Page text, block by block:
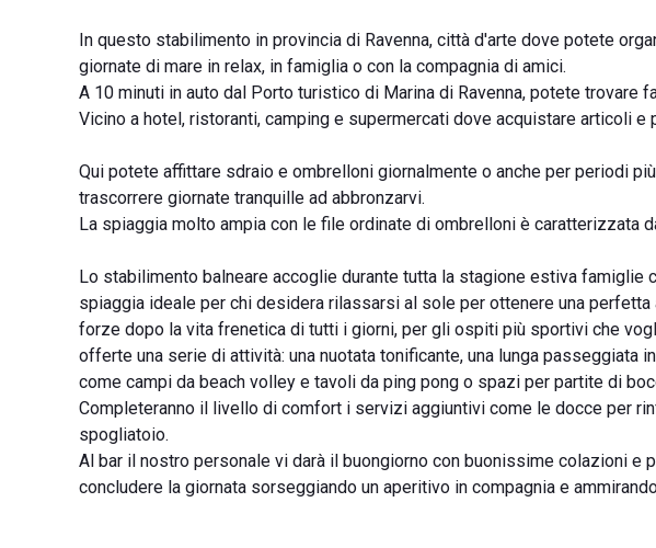
In questo stabilimento in provincia di Ravenna, città d'arte dove potete
giornate di mare in relax, in famiglia o con la compagnia di amici.
A 10 minuti in auto dal Porto turistico di Marina di Ravenna, potete trovare
Vicino a hotel, ristoranti, camping e supermercati dove acquistare articoli e
Qui potete affittare sdraio e ombrelloni giornalmente o anche per periodi
trascorrere giornate tranquille ad abbronzarvi.
La spiaggia molto ampia con le file ordinate di ombrelloni è caratterizzata
Lo stabilimento balneare accoglie durante tutta la stagione estiva famiglie
spiaggia ideale per chi desidera rilassarsi al sole per ottenere una
forze dopo la vita frenetica di tutti i giorni, per gli ospiti più sportivi che
offerte una serie di attività: una nuotata tonificante, una lunga passeggiata
come campi da beach volley e tavoli da ping pong o spazi per partite di
Completeranno il livello di comfort i servizi aggiuntivi come le docce per
spogliatoio.
Al bar il nostro personale vi darà il buongiorno con buonissime colazioni
concludere la giornata sorseggiando un aperitivo in compagnia e